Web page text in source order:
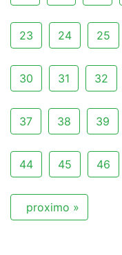
23 24 25
30 31 32
37 38 39
44 45 46
proximo »